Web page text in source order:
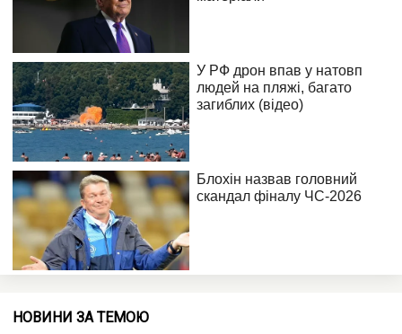
НОВИНИ ЗА ТЕМОЮ